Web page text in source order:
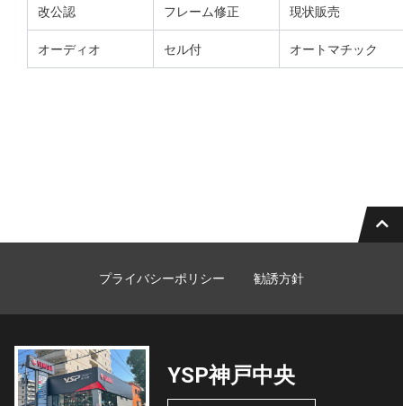
改公認 フレーム修正 現状販売
オーディオ セル付 オートマチック
プライバシーポリシー 勧誘方針
YSP神戸中央